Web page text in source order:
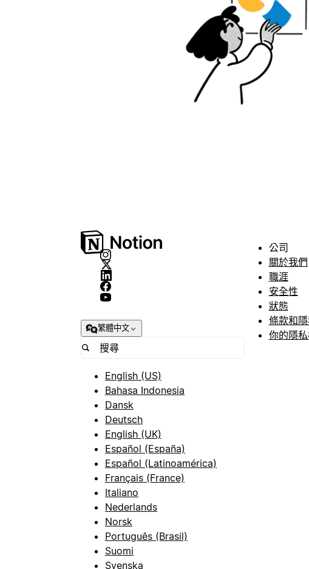
繁體中文
English (US)
Bahasa Indonesia
Dansk
Deutsch
English (UK)
Español (España)
Español (Latinoamérica)
Français (France)
Italiano
Nederlands
Norsk
Português (Brasil)
Suomi
Svenska
公司
關於我們
職涯
安全性
狀態
條款和
你的隱